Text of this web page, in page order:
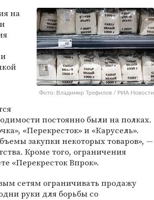
Фото: Владимир Трефилов / РИА Новости
на
постоянно были на полках.
«Перекресток» и «Карусель».
закупки некоторых товаров», —
Кроме того, ограничения
«Перекресток Впрок».
сетям ограничивать продажу
руки для борьбы со